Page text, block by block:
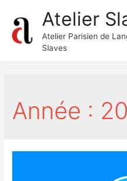
Atelier
Atelier Parisien de
Slaves
Année :